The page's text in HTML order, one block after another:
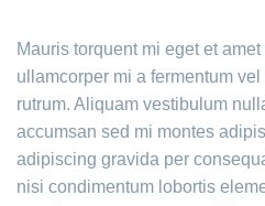
Mauris torquent mi eget et
ullamcorper mi a fermentum
rutrum. Aliquam vestibulum
accumsan sed mi montes
adipiscing gravida per
nisi condimentum lobortis